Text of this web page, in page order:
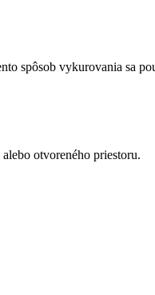
spôsob vykurovania sa
otvoreného priestoru.